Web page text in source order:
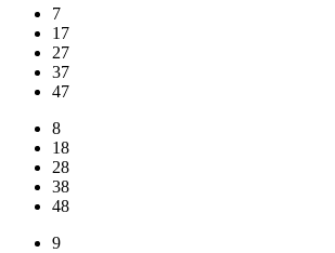
7
17
27
37
47
8
18
28
38
48
9